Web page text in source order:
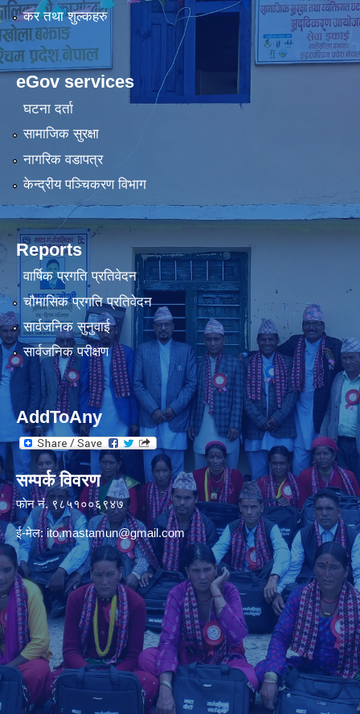
कर तथा शुल्कहरु
eGov services
घटना दर्ता
सामाजिक सुरक्षा
नागरिक वडापत्र
केन्द्रीय पञ्चिकरण विभाग
Reports
वार्षिक प्रगति प्रतिवेदन
चौमासिक प्रगति प्रतिवेदन
सार्वजनिक सुनुवाई
सार्वजनिक परीक्षण
AddToAny
सम्पर्क विवरण
फाेन नंं. ९८५१००६९४७
ई-मेल:ito.mastamun@gmail.com